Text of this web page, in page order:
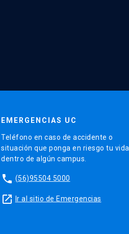
EMERGENCIAS UC
Teléfono en caso de accidente o
situación que ponga en riesgo tu vida
dentro de algún campus.
phone (56)95504 5000
launch Ir al sitio de Emergencias